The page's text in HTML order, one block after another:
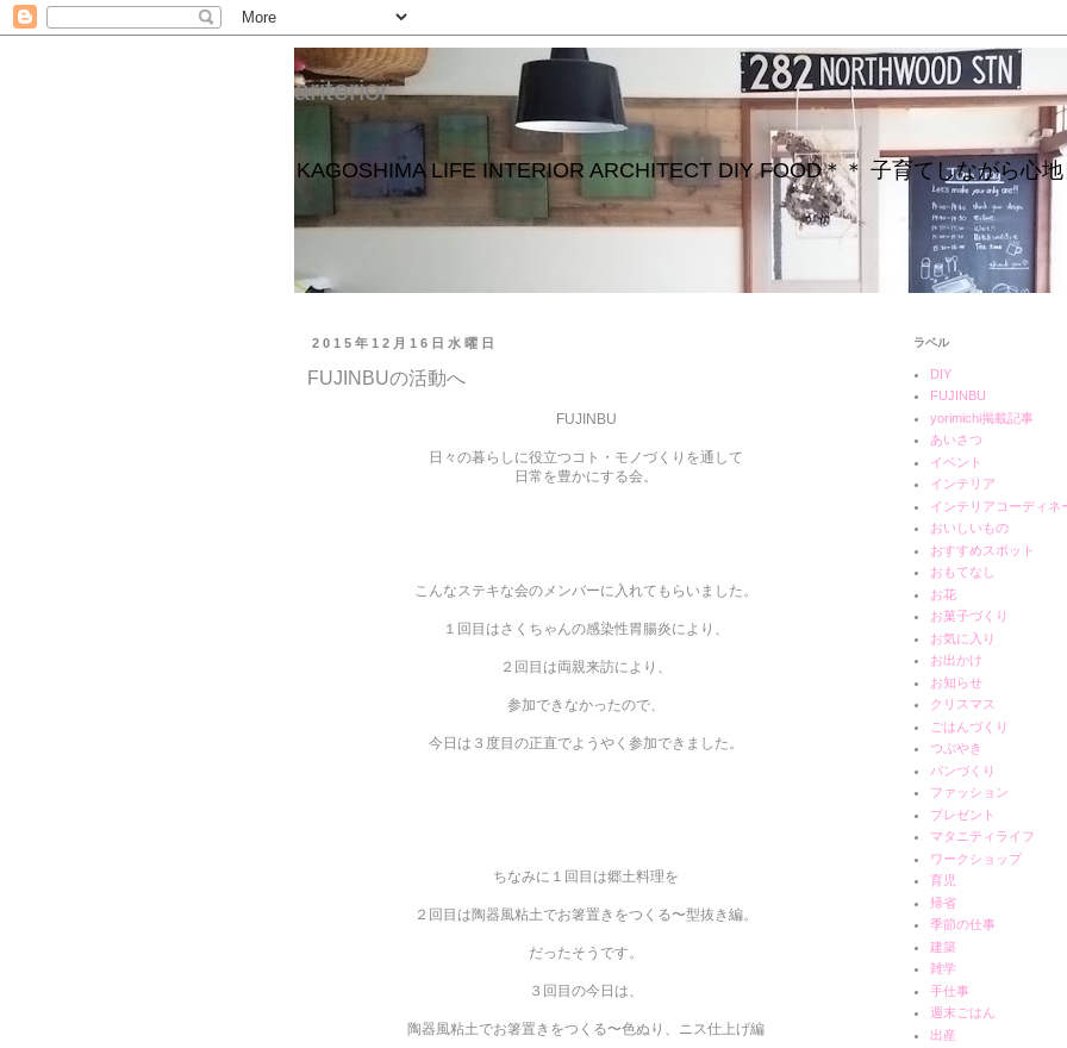
ariterior
KAGOSHIMA LIFE INTERIOR ARCHITECT DIY FOOD＊＊ 子育てしながら心
2015年12月16日水曜日
FUJINBUの活動へ
FUJINBU
日々の暮らしに役立つコト・モノづくりを通して
日常を豊かにする会。
こんなステキな会のメンバーに入れてもらいました。
１回目はさくちゃんの感染性胃腸炎により、
２回目は両親来訪により、
参加できなかったので、
今日は３度目の正直でようやく参加できました。
ちなみに１回目は郷土料理を
２回目は陶器風粘土でお箸置きをつくる〜型抜き編。
だったそうです。
３回目の今日は、
陶器風粘土でお箸置きをつくる〜色ぬり、ニス仕上げ編
ラベル
DIY
FUJINBU
yorimichi掲載記事
あいさつ
イベント
インテリア
インテリアコーディネ
おいしいもの
おすすめスポット
おもてなし
お花
お菓子づくり
お気に入り
お出かけ
お知らせ
クリスマス
ごはんづくり
つぶやき
パンづくり
ファッション
プレゼント
マタニティライフ
ワークショップ
育児
帰省
季節の仕事
建築
雑学
手仕事
週末ごはん
出産